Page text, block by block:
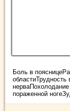
Боль в
пораженной